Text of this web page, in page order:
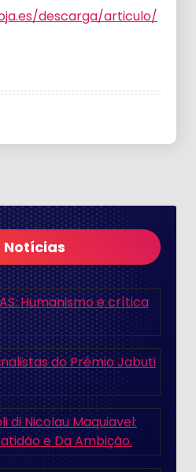
descarga/articulo/
Notícias
Humanismo e crítica
do Prêmio Jabuti
di Nicolau Maquiavel:
e Da Ambição.